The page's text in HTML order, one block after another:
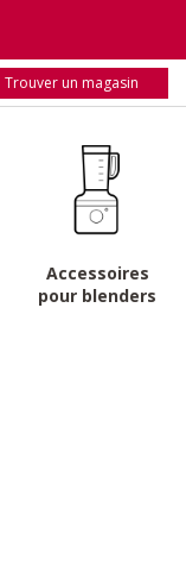
Trouver un magasin
Accessoires
pour blenders